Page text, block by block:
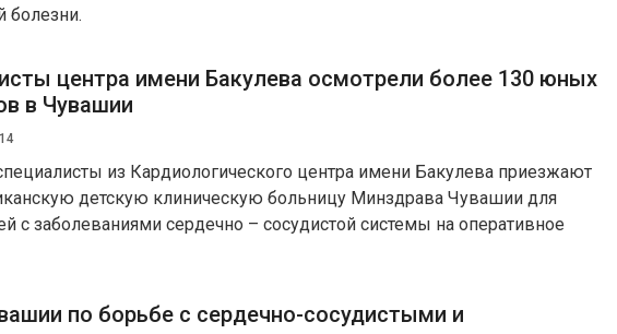
болезни.
центра имени Бакулева осмотрели более 130 юных
в Чувашии
из Кардиологического центра имени Бакулева приезжают
детскую клиническую больницу Минздрава Чувашии для
с заболеваниями сердечно – сосудистой системы на оперативное
по борьбе с сердечно-сосудистыми и